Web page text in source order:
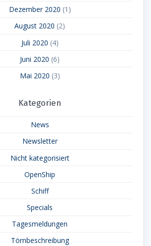
Dezember 2020 (1)
August 2020 (2)
Juli 2020 (4)
Juni 2020 (6)
Mai 2020 (3)
Kategorien
News
Newsletter
Nicht kategorisiert
OpenShip
Schiff
Specials
Tagesmeldungen
Törnbeschreibung